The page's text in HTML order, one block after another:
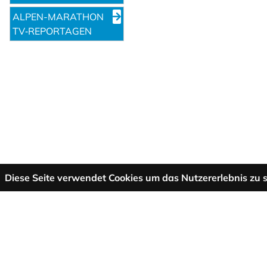
ALPEN-MARATHON
TV‑REPORTAGEN
Diese Seite verwendet Cookies um das Nutzererlebnis zu